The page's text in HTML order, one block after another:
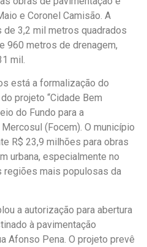
e Coronel Camisão. A
3,2 mil metros quadrados
960 metros de drenagem,
mil.
está a formalização do
projeto “Cidade Bem
do Fundo para a
(Focem). O município
R$ 23,9 milhões para obras
urbana, especialmente no
regiões mais populosas da
a autorização para abertura
à pavimentação
Afonso Pena. O projeto prevê